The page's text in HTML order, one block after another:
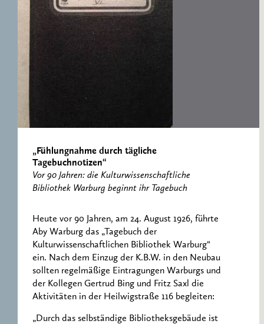
FOR POLITICAL
ICONOGRAPHY
ERNST CASSIRER
RECORDS
„Fühlungnahme durch tägliche
Tagebuchnotizen“
Vor 90 Jahren: die Kulturwissenschaftliche
Bibliothek Warburg beginnt ihr Tagebuch
Heute vor 90 Jahren, am 24. August 1926, führte
Aby Warburg das „Tagebuch der
Kulturwissenschaftlichen Bibliothek Warburg“
ein. Nach dem Einzug der K.B.W. in den Neubau
sollten regelmäßige Eintragungen Warburgs und
der Kollegen Gertrud Bing und Fritz Saxl die
Aktivitäten in der Heilwigstraße 116 begleiten:
„Durch das selbständige Bibliotheksgebäude ist